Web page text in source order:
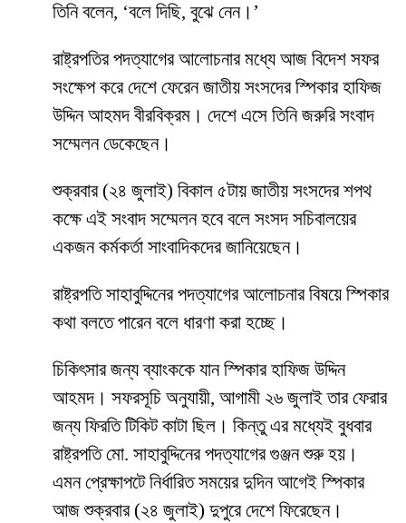
তিনি বলেন, ‘বলে দিছি, বুঝে নেন।’
রাষ্ট্রপতির পদত্যাগের আলোচনার মধ্যে আজ বিদেশ সফর
সংক্ষেপ করে দেশে ফেরেন জাতীয় সংসদের স্পিকার হাফিজ
উদ্দিন আহমদ বীরবিক্রম। দেশে এসে তিনি জরুরি সংবাদ
সম্মেলন ডেকেছেন।
শুক্রবার (২৪ জুলাই) বিকাল ৫টায় জাতীয় সংসদের শপথ
কক্ষে এই সংবাদ সম্মেলন হবে বলে সংসদ সচিবালয়ের
একজন কর্মকর্তা সাংবাদিকদের জানিয়েছেন।
রাষ্ট্রপতি সাহাবুদ্দিনের পদত্যাগের আলোচনার বিষয়ে স্পিকার
কথা বলতে পারেন বলে ধারণা করা হচ্ছে।
চিকিৎসার জন্য ব্যাংককে যান স্পিকার হাফিজ উদ্দিন
আহমদ। সফরসূচি অনুযায়ী, আগামী ২৬ জুলাই তার ফেরার
জন্য ফিরতি টিকিট কাটা ছিল। কিন্তু এর মধ্যেই বুধবার
রাষ্ট্রপতি মো. সাহাবুদ্দিনের পদত্যাগের গুঞ্জন শুরু হয়।
এমন প্রেক্ষাপটে নির্ধারিত সময়ের দুদিন আগেই স্পিকার
আজ শুক্রবার (২৪ জুলাই) দুপুরে দেশে ফিরেছেন।